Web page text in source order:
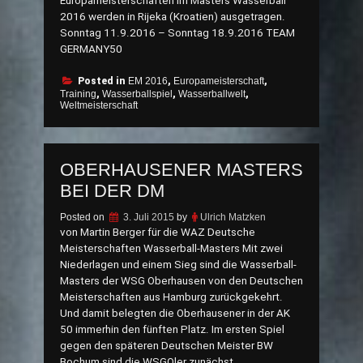
2016 werden in Rijeka (Kroatien) ausgetragen.
Sonntag 11.9.2016 – Sonntag 18.9.2016 TEAM
GERMANY50
Posted in EM 2016, Europameisterschaft,
Training, Wasserballspiel , Wasserballwelt,
Weltmeisterschaft
OBERHAUSENER MASTERS
BEI DER DM
Posted on 3. Juli 2015 by Ulrich Matzken
von Martin Berger für die WAZ Deutsche
Meisterschaften Wasserball-Masters Mit zwei
Niederlagen und einem Sieg sind die Wasserball-
Masters der WSG Oberhausen von den Deutschen
Meisterschaften aus Hamburg zurückgekehrt.
Und damit belegten die Oberhausener in der AK
50 immerhin den fünften Platz. Im ersten Spiel
gegen den späteren Deutschen Meister BW